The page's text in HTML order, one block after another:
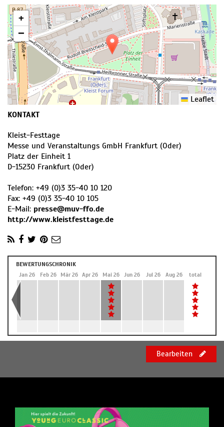
+
−
Leaflet
KONTAKT
Kleist-Festtage
Messe und Veranstaltungs GmbH Frankfurt (Oder)
Platz der Einheit 1
D-15230 Frankfurt (Oder)
Telefon: +49 (0)3 35-40 10 120
Fax: +49 (0)3 35-40 10 105
E-Mail: presse@muv-ffo.de
http://www.kleistfesttage.de
BEWERTUNGSCHRONIK
Jan 26 Feb 26 Mär 26 Apr 26 Mai 26 Jun 26 Jul 26 Aug 26 total
Bearbeiten